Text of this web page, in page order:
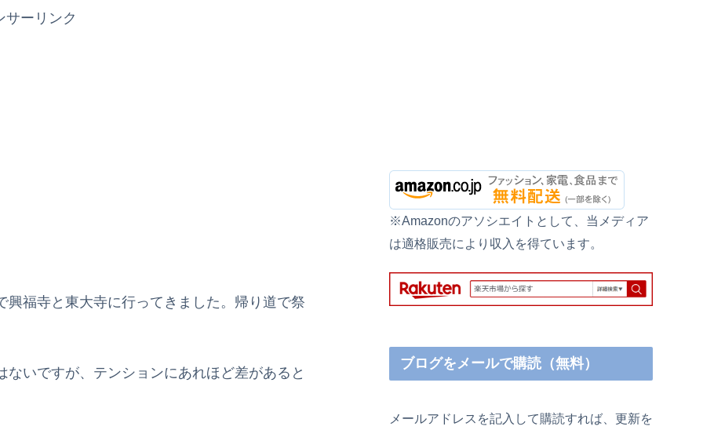
サーリンク
福寺と東大寺に行ってきました。帰り道で祭
いですが、テンションにあれほど差があると
※Amazonのアソシエイトとして、当メディア
は適格販売により収入を得ています。
ブログをメールで購読（無料）
メールアドレスを記入して購読すれば、更新を